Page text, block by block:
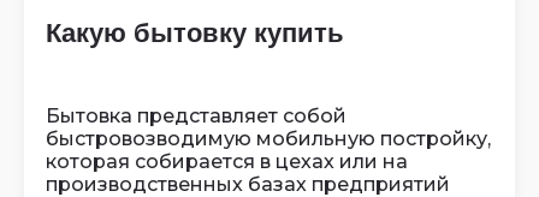
Какую бытовку купить
Бытовка представляет собой
быстровозводимую мобильную постройку,
которая собирается в цехах или на
производственных базах предприятий